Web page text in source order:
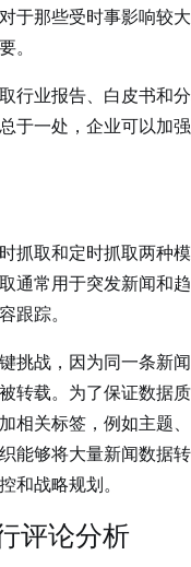
于那些受时事影响较
。
行业报告、白皮书和
于一处，企业可以加
抓取和定时抓取两种
通常用于突发新闻和
跟踪。
挑战，因为同一条新
转载。为了保证数据
相关标签，例如主题
能够将大量新闻数据
和战略规划。
评论分析